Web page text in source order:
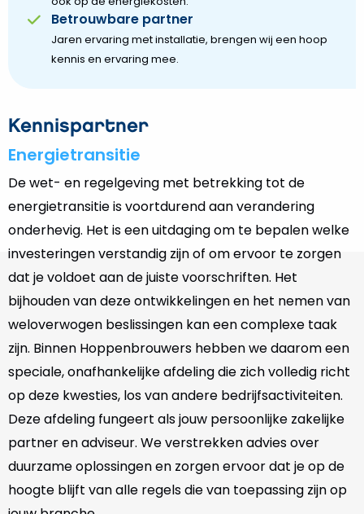
Betrouwbare partner
Jaren ervaring met installatie, brengen wij een hoop
kennis en ervaring mee.
Kennispartner
Energietransitie
De wet- en regelgeving met betrekking tot de
energietransitie is voortdurend aan verandering
onderhevig. Het is een uitdaging om te bepalen welke
investeringen verstandig zijn of om ervoor te zorgen
dat je voldoet aan de juiste voorschriften. Het
bijhouden van deze ontwikkelingen en het nemen van
weloverwogen beslissingen kan een complexe taak
zijn. Binnen Hoppenbrouwers hebben we daarom een
speciale, onafhankelijke afdeling die zich volledig richt
op deze kwesties, los van andere bedrijfsactiviteiten.
Deze afdeling fungeert als jouw persoonlijke zakelijke
partner en adviseur. We verstrekken advies over
duurzame oplossingen en zorgen ervoor dat je op de
hoogte blijft van alle regels die van toepassing zijn op